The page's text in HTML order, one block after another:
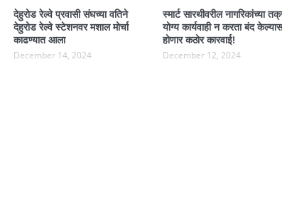
देहुरोड रेल्वे प्रवासी संघच्या वतिने
देहुरोड रेल्वे स्टेशनवर मशाल मोर्चा
काढण्यात आला
December 14, 2024
स्मार्ट सारथीवरील नागरिकांच्या
योग्य कार्यवाही न करता बंद केल्यास
होणार कठोर कारवाई!
December 12, 2024